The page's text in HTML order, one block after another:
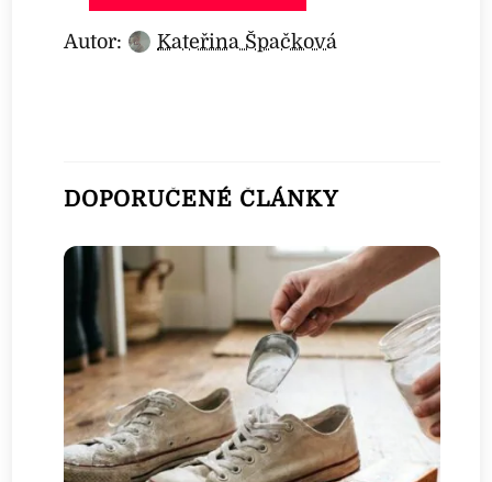
Autor: Kateřina Špačková
DOPORUČENÉ ČLÁNKY